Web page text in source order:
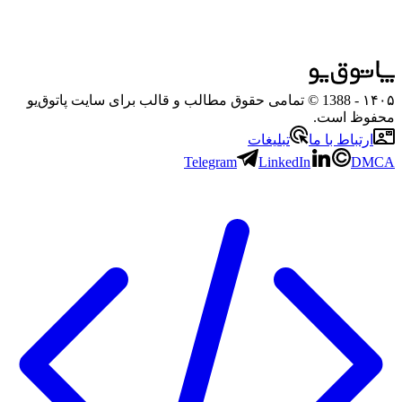
۱۴۰۵
- 1388 © تمامی حقوق مطالب و قالب برای سایت پاتوق‌یو
محفوظ است.
ارتباط با ما
تبلیغات
Telegram
LinkedIn DMCA